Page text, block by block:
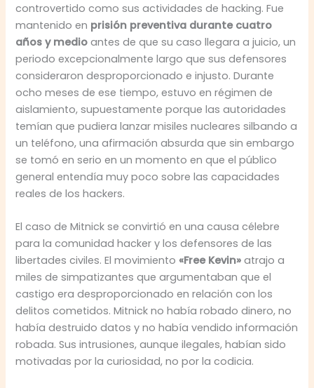
controvertido como sus actividades de hacking. Fue
mantenido en prisión preventiva durante cuatro
años y medio antes de que su caso llegara a juicio, un
periodo excepcionalmente largo que sus defensores
consideraron desproporcionado e injusto. Durante
ocho meses de ese tiempo, estuvo en régimen de
aislamiento, supuestamente porque las autoridades
temían que pudiera lanzar misiles nucleares silbando a
un teléfono, una afirmación absurda que sin embargo
se tomó en serio en un momento en que el público
general entendía muy poco sobre las capacidades
reales de los hackers.
El caso de Mitnick se convirtió en una causa célebre
para la comunidad hacker y los defensores de las
libertades civiles. El movimiento«Free Kevin» atrajo a
miles de simpatizantes que argumentaban que el
castigo era desproporcionado en relación con los
delitos cometidos. Mitnick no había robado dinero, no
había destruido datos y no había vendido información
robada. Sus intrusiones, aunque ilegales, habían sido
motivadas por la curiosidad, no por la codicia.